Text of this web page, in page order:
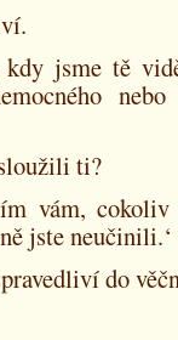
jsme tě
ti?
vám,
jste neučinili.‘
do